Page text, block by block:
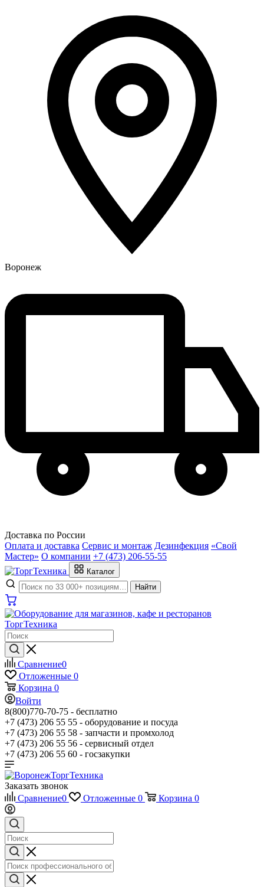
Воронеж
Доставка по России
Оплата и доставка Сервис и монтаж Дезинфекция «Свой
Мастер» О компании +7 (473) 206-55-55
Каталог
Найти
Сравнение0
Отложенные 0
Корзина 0
Войти
8(800)770-70-75 - бесплатно
+7 (473) 206 55 55 - оборудование и посуда
+7 (473) 206 55 58 - запчасти и промхолод
+7 (473) 206 55 56 - сервисный отдел
+7 (473) 206 55 60 - госзакупки
Заказать звонок
Сравнение0 Отложенные 0 Корзина 0